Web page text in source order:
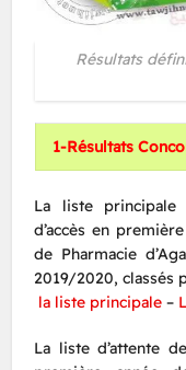
Résultats
1-Résultats
La liste principale
d’accès en
de Pharmacie
2019/2020, classés
la liste principale –
La liste d’attente